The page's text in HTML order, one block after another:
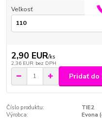
Veľkosť
2,90 EUR/ks
2,36 EUR bez DPH
Pridať do
Číslo produktu:
TIE2
Výrobca:
Evona